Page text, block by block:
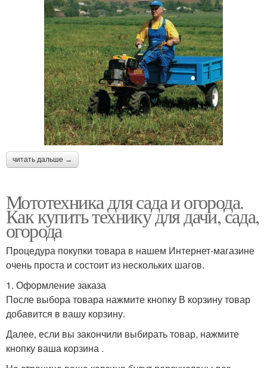
читать дальше →
Мототехника для сада и огорода.
Как купить технику для дачи, сада,
огорода
Процедура покупки товара в нашем Интернет-магазине
очень проста и состоит из нескольких шагов.
1. Оформление заказа
После выбора товара нажмите кнопку В корзину товар
добавится в вашу корзину.
Далее, если вы закончили выбирать товар, нажмите
кнопку ваша корзина .